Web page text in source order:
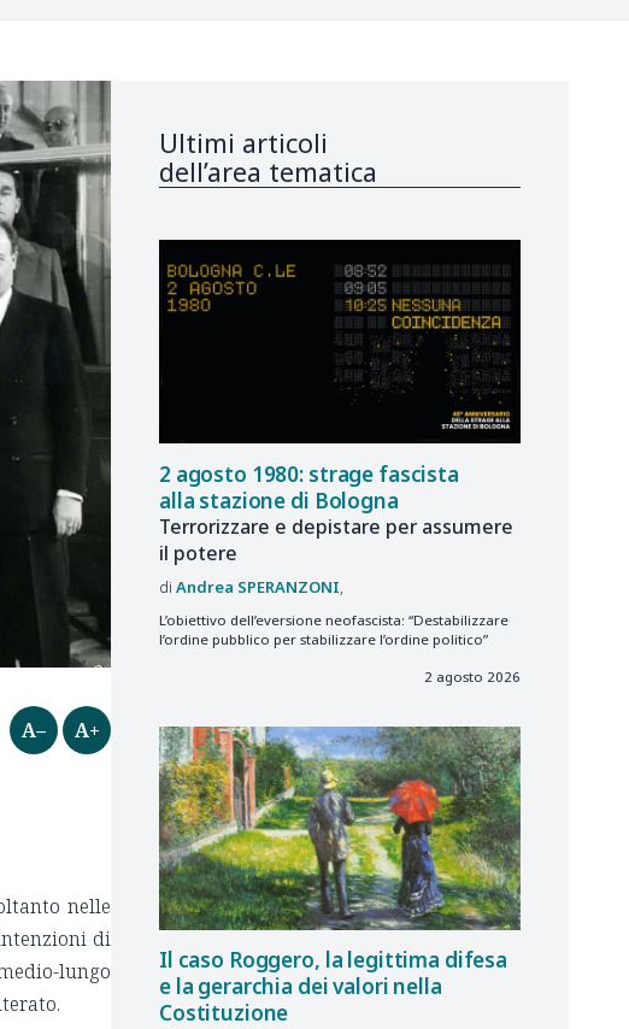
A– A+
nelle
di
lungo
Ultimi articoli
dell’area tematica
2 agosto 1980: strage fascista
alla stazione di Bologna
Terrorizzare e depistare per assumere
il potere
Andrea SPERANZONI
L’obiettivo dell’eversione neofascista: “Destabilizzare
l’ordine pubblico per stabilizzare l’ordine politico”
2 agosto 2026
Il caso Roggero, la legittima difesa
e la gerarchia dei valori nella
Costituzione